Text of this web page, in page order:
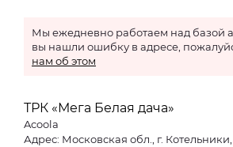
Мы ежедневно работаем над базой
вы нашли ошибку в адресе,
нам об этом
ТРК «Мега Белая дача»
Acoola
Адрес: Московская обл., г.